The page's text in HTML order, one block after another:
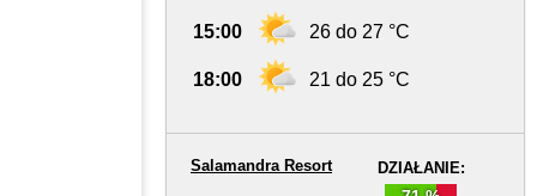
15:00 26 do 27 °C
18:00 21 do 25 °C
DZIAŁANIE:
Salamandra Resort